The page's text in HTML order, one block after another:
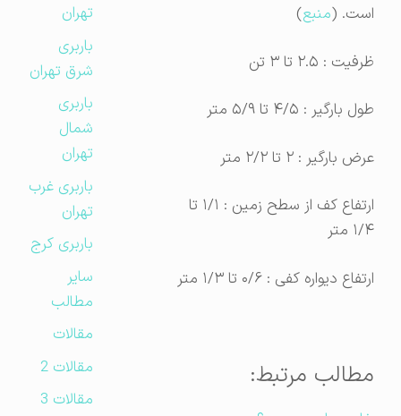
است. (منبع)
ظرفیت : ۲.۵ تا ۳ تن
طول بارگیر : ۴/۵ تا ۵/۹ متر
عرض بارگیر : ۲ تا ۲/۲ متر
ارتفاع کف از سطح زمین : ۱/۱ تا
ارتفاع دیواره کفی : ۰/۶ تا ۱/۳ متر
مطالب مرتبط:
تهران
باربری
شرق تهران
باربری
شمال
تهران
باربری غرب
تهران
باربری کرج
مطالب
مقالات
مقالات 2
مقالات 3